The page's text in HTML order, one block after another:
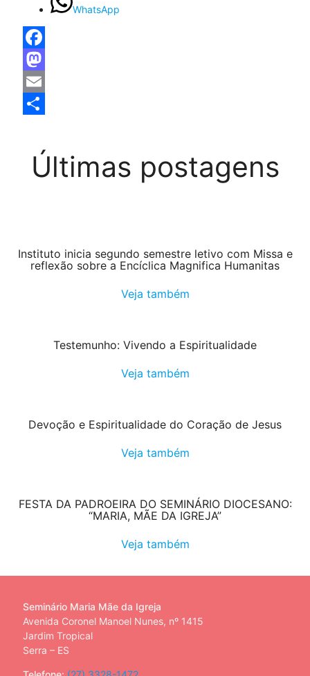
WhatsApp
Facebook
Mastodon
Email
Últimas postagens
Instituto inicia segundo semestre letivo com Missa e
reflexão sobre a Encíclica Magnifica Humanitas
Veja também
Testemunho: Vivendo a Espiritualidade
Veja também
Devoção e Espiritualidade do Coração de Jesus
Veja também
FESTA DA PADROEIRA DO SEMINÁRIO DIOCESANO:
“MARIA, MÃE DA IGREJA”
Veja também
Seminário Maria Mãe da Igreja
Avenida Coronel Manoel Nunes, nº 1415
Jardim Tropical
Serra – ES